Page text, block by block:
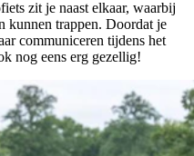
zit je naast elkaar, waarbij
kunnen trappen. Doordat je
communiceren tijdens het
nog eens erg gezellig!